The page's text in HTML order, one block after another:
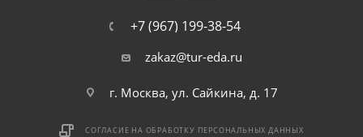
+7 (967) 199-38-54
zakaz@tur-eda.ru
г. Москва, ул. Сайкина, д. 17
СОГЛАСИЕ НА ОБРАБОТКУ ПЕРСОНАЛЬНЫХ ДАННЫХ